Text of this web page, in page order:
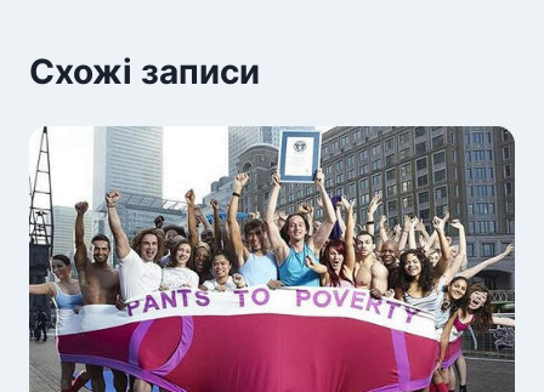
Схожі записи